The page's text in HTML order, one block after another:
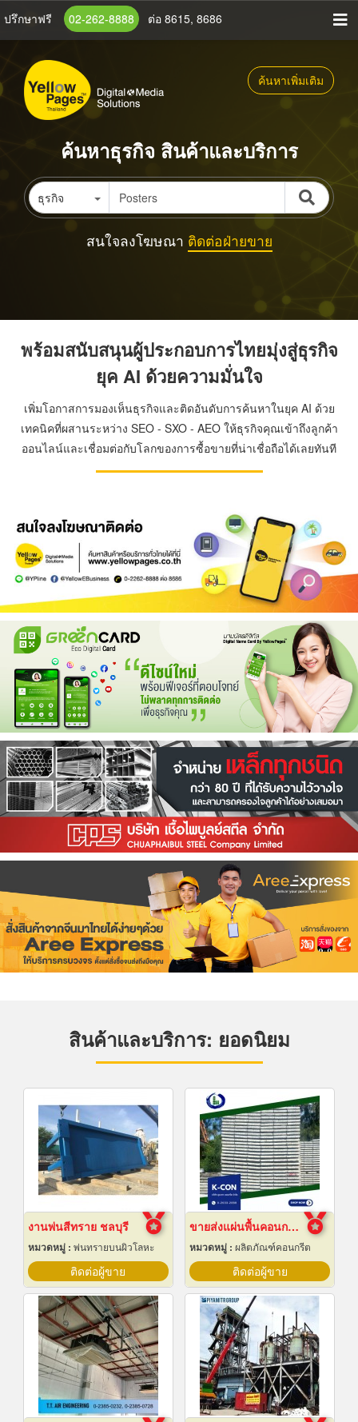
ข้าม
เนื้อหา
หลัก
ปรึกษาฟรี 02-262-8888 ต่อ 8615, 8686
ค้นหาเพิ่มเติม
ค้นหาธุรกิจ สินค้าและบริการ
ธุรกิจ
สนใจลงโฆษณา ติดต่อฝ่ายขาย
พร้อมสนับสนุนผู้ประกอบการไทยมุ่งสู่ธุรกิจ
ยุค AI ด้วยความมั่นใจ
เพิ่มโอกาสการมองเห็นธุรกิจและติดอันดับการค้นหาในยุค AI ด้วย
เทคนิคที่ผสานระหว่าง SEO - SXO - AEO ให้ธุรกิจคุณเข้าถึงลูกค้า
ออนไลน์และเชื่อมต่อกับโลกของการซื้อขายที่น่าเชื่อถือได้เลยทันที
สินค้าและบริการ: ยอดนิยม
งานพ่นสีทราย ชลบุรี
หมวดหมู่ : พ่นทรายบนผิวโลหะ
ติดต่อผู้ขาย
ขายส่งแผ่นพื้นคอนกรีต สมุทรปราการ
หมวดหมู่ : ผลิตภัณฑ์คอนกรีต
ติดต่อผู้ขาย